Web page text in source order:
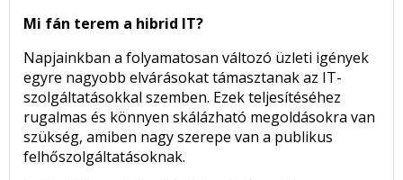
Mi fán terem a hibrid IT?
Napjainkban a folyamatosan változó üzleti igények
egyre nagyobb elvárásokat támasztanak az IT-
szolgáltatásokkal szemben. Ezek teljesítéséhez
rugalmas és könnyen skálázható megoldásokra van
szükség, amiben nagy szerepe van a publikus
felhőszolgáltatásoknak.